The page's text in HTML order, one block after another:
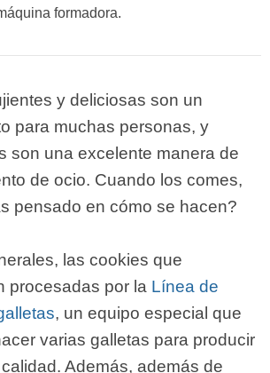
formadora.
y deliciosas son un
para muchas personas, y
son una excelente manera de
de ocio. Cuando los comes,
pensado en cómo se hacen?
las cookies que
procesadas por la Línea de
, un equipo especial que
varias galletas para producir
Además, además de